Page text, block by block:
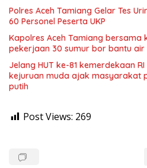
Polres Aceh Tamiang Gelar Tes
60 Personel Peserta UKP
Kapolres Aceh Tamiang bersama
pekerjaan 30 sumur bor bantu air
Jelang HUT ke-81 kemerdekaan
kejuruan muda ajak masyarakat
putih
Post Views: 269